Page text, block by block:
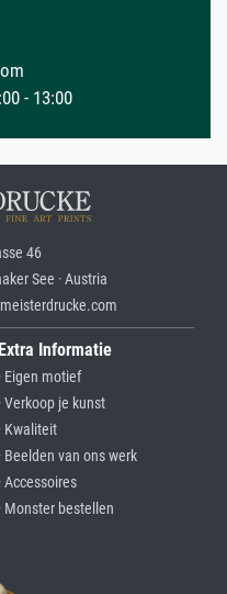
- 13:00
46
See · Austria
Extra Informatie
· Eigen motief
· Verkoop je kunst
· Kwaliteit
· Beelden van ons werk
· Accessoires
· Monster bestellen